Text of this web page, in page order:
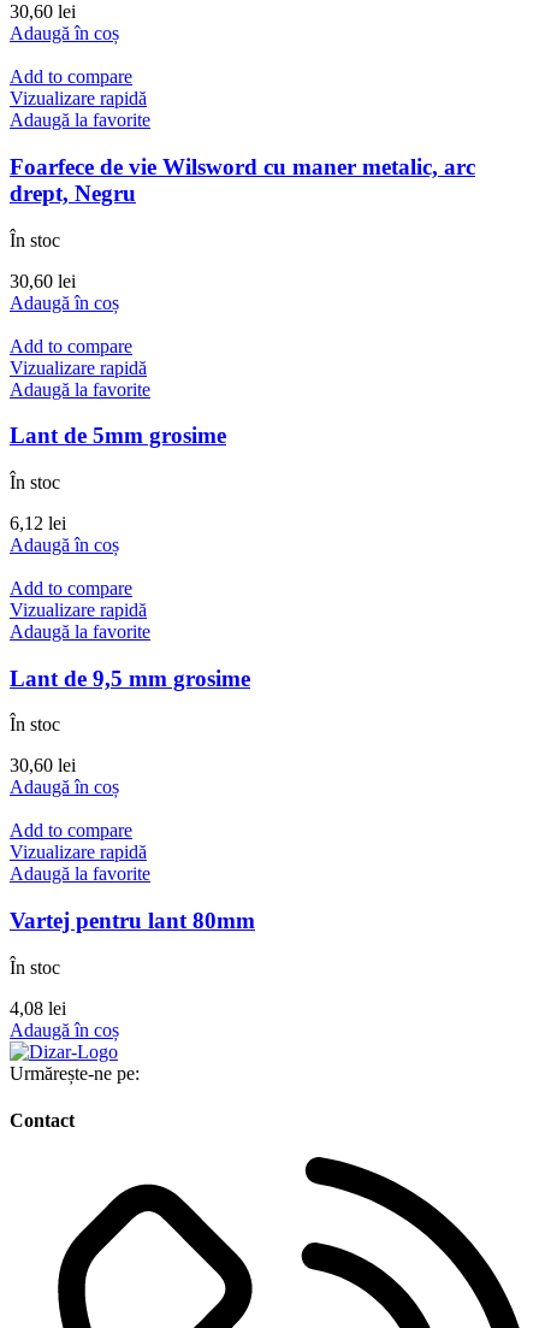
30,60 lei
Adaugă în coș
Add to compare
Vizualizare rapidă
Adaugă la favorite
Foarfece de vie Wilsword cu maner metalic, arc
drept, Negru
În stoc
30,60 lei
Adaugă în coș
Add to compare
Vizualizare rapidă
Adaugă la favorite
Lant de 5mm grosime
În stoc
6,12 lei
Adaugă în coș
Add to compare
Vizualizare rapidă
Adaugă la favorite
Lant de 9,5 mm grosime
În stoc
30,60 lei
Adaugă în coș
Add to compare
Vizualizare rapidă
Adaugă la favorite
Vartej pentru lant 80mm
În stoc
4,08 lei
Adaugă în coș
Urmărește-ne pe:
Contact